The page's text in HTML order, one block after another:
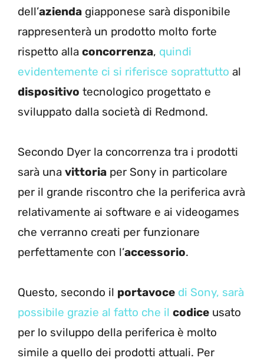
dell’azienda giapponese sarà disponibile
rappresenterà un prodotto molto forte
rispetto alla concorrenza, quindi
evidentemente ci si riferisce soprattutto al
dispositivo tecnologico progettato e
sviluppato dalla società di Redmond.
Secondo Dyer la concorrenza tra i prodotti
sarà una vittoria per Sony in particolare
per il grande riscontro che la periferica avrà
relativamente ai software e ai videogames
che verranno creati per funzionare
perfettamente con l’accessorio.
Questo, secondo il portavoce di Sony, sarà
possibile grazie al fatto che il codice usato
per lo sviluppo della periferica è molto
simile a quello dei prodotti attuali. Per